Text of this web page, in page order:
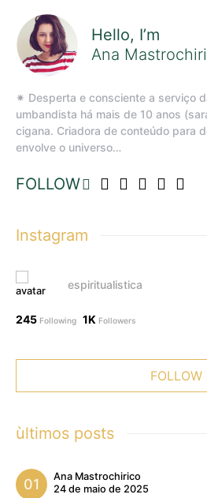
Hello, I’m
Ana
✷ Desperta e consciente a serviço
umbandista há mais de 10 anos
cigana. Criadora de conteúdo para
envolve o universo…
FOLLOW
Instagram
espiritualistica
245 Following 1K Followers
FOLLOW
ùltimos posts
Ana Mastrochirico
24 de maio de 2025